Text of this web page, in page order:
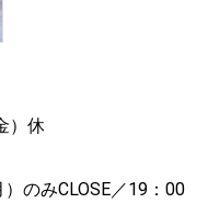
）休
のみCLOSE／19：00